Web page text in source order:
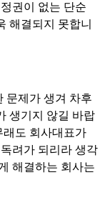
권이 없는 단순
해결되지 못합니
문제가 생겨 차후
생기지 않길 바랍
래도 회사대표가
려가 되리라 생각
해결하는 회사는